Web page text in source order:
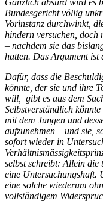
Bundesgericht völlig
Vorinstanz durchwinkt,
hindern versuchen, doch
– nachdem sie das
hatten. Das Argument ist
Dafür, dass die
könnte, der sie und ihre
will, gibt es aus dem
Selbstverständlich
mit dem Jungen und
aufzunehmen – und sie,
sofort wieder in
selbst schreibt: Allein
eine Untersuchungshaft.
eine solche wiederum
vollständigem